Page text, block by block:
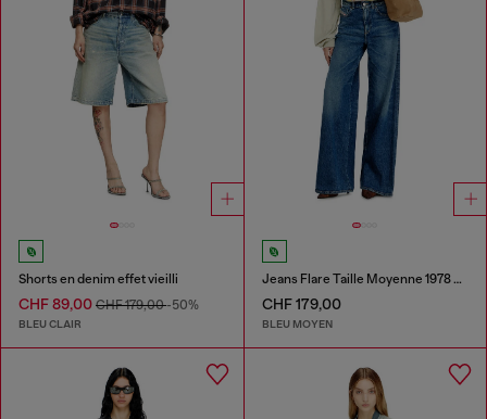
Shorts en denim effet vieilli
CHF 89,00 CHF 179,00-50%
BLEU CLAIR
Jeans Flare Taille Moyenne 1978 D-Akemi
CHF 179,00
BLEU MOYEN